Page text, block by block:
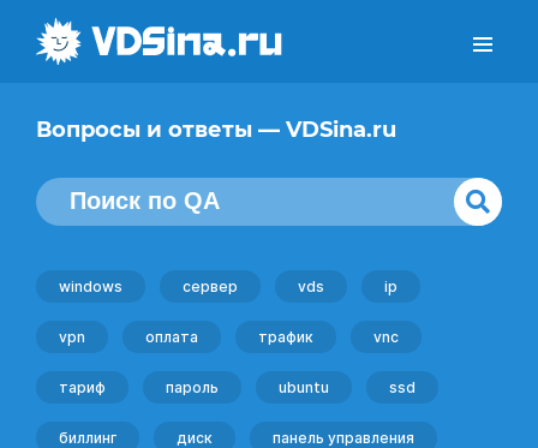
Вопросы и ответы — VDSina.ru
windows сервер vds ip
vpn оплата трафик vnc
тариф пароль ubuntu ssd
биллинг диск панель управления